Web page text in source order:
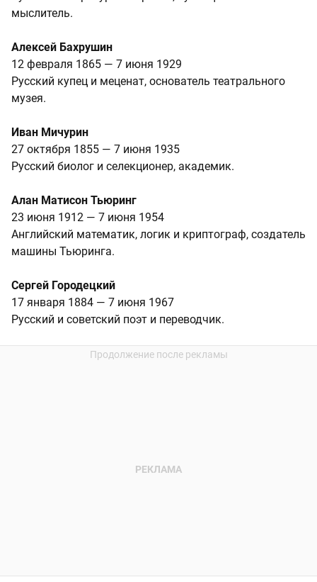
мыслитель.
Алексей Бахрушин
12 февраля 1865 — 7 июня 1929
Русский купец и меценат, основатель театрального
музея.
Иван Мичурин
27 октября 1855 — 7 июня 1935
Русский биолог и селекционер, академик.
Алан Матисон Тьюринг
23 июня 1912 — 7 июня 1954
Английский математик, логик и криптограф, создатель
машины Тьюринга.
Сергей Городецкий
17 января 1884 — 7 июня 1967
Русский и советский поэт и переводчик.